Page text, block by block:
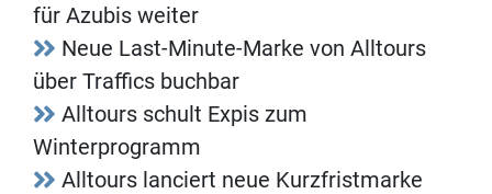
für Azubis weiter
Neue Last-Minute-Marke von Alltours
über Traffics buchbar
Alltours schult Expis zum
Winterprogramm
Alltours lanciert neue Kurzfristmarke